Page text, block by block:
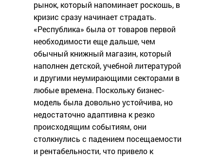
рынок, который напоминает роскошь, в
кризис сразу начинает страдать.
«Республика» была от товаров первой
необходимости еще дальше, чем
обычный книжный магазин, который
наполнен детской, учебной литературой
и другими неумирающими секторами в
любые времена. Поскольку бизнес-
модель была довольно устойчива, но
недостаточно адаптивна к резко
происходящим событиям, они
столкнулись с падением посещаемости
и рентабельности, что привело к